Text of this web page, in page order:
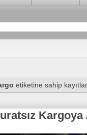
etiketine sahip
Kargoya